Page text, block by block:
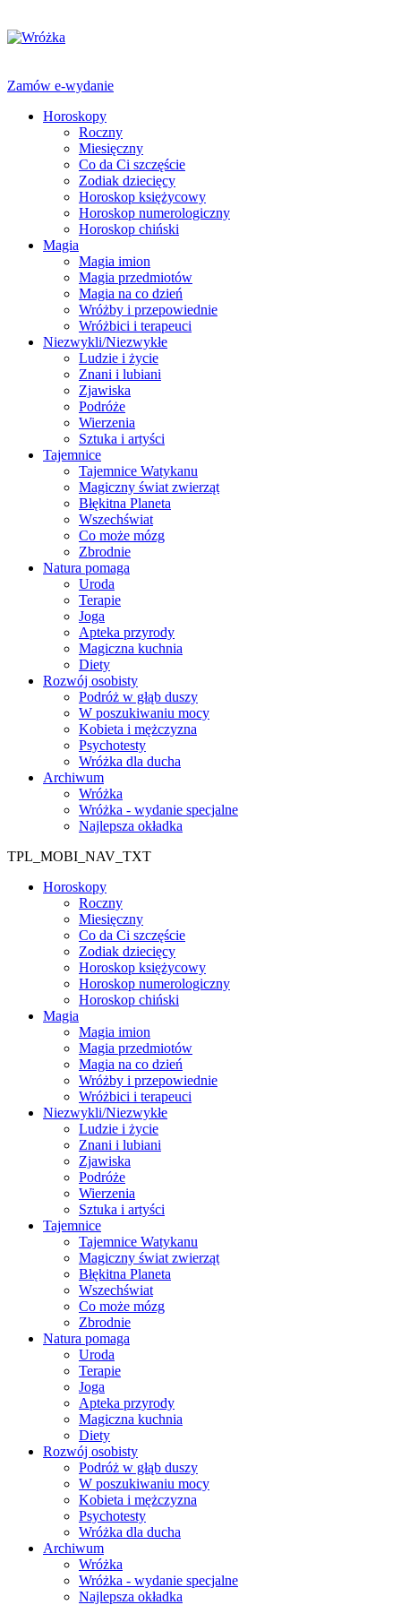
Zamów e-wydanie
Horoskopy
Roczny
Miesięczny
Co da Ci szczęście
Zodiak dziecięcy
Horoskop księżycowy
Horoskop numerologiczny
Horoskop chiński
Magia
Magia imion
Magia przedmiotów
Magia na co dzień
Wróżby i przepowiednie
Wróżbici i terapeuci
Niezwykli/Niezwykłe
Ludzie i życie
Znani i lubiani
Zjawiska
Podróże
Wierzenia
Sztuka i artyści
Tajemnice
Tajemnice Watykanu
Magiczny świat zwierząt
Błękitna Planeta
Wszechświat
Co może mózg
Zbrodnie
Natura pomaga
Uroda
Terapie
Joga
Apteka przyrody
Magiczna kuchnia
Diety
Rozwój osobisty
Podróż w głąb duszy
W poszukiwaniu mocy
Kobieta i mężczyzna
Psychotesty
Wróżka dla ducha
Archiwum
Wróżka
Wróżka - wydanie specjalne
Najlepsza okładka
TPL_MOBI_NAV_TXT
Horoskopy
Roczny
Miesięczny
Co da Ci szczęście
Zodiak dziecięcy
Horoskop księżycowy
Horoskop numerologiczny
Horoskop chiński
Magia
Magia imion
Magia przedmiotów
Magia na co dzień
Wróżby i przepowiednie
Wróżbici i terapeuci
Niezwykli/Niezwykłe
Ludzie i życie
Znani i lubiani
Zjawiska
Podróże
Wierzenia
Sztuka i artyści
Tajemnice
Tajemnice Watykanu
Magiczny świat zwierząt
Błękitna Planeta
Wszechświat
Co może mózg
Zbrodnie
Natura pomaga
Uroda
Terapie
Joga
Apteka przyrody
Magiczna kuchnia
Diety
Rozwój osobisty
Podróż w głąb duszy
W poszukiwaniu mocy
Kobieta i mężczyzna
Psychotesty
Wróżka dla ducha
Archiwum
Wróżka
Wróżka - wydanie specjalne
Najlepsza okładka